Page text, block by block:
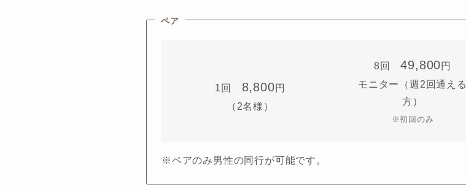
ペア
1回 8,800 円
（2名様）
8回49,800 円
モニター（週2回通える
方）
※初回のみ
※ペアのみ男性の同行が可能です。